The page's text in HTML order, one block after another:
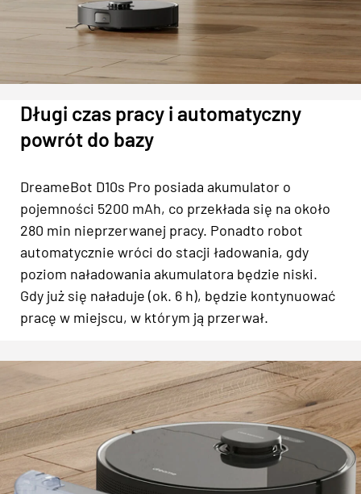
Długi czas pracy i automatyczny
powrót do bazy
DreameBot D10s Pro posiada akumulator o
pojemności 5200 mAh, co przekłada się na około
280 min nieprzerwanej pracy. Ponadto robot
automatycznie wróci do stacji ładowania, gdy
poziom naładowania akumulatora będzie niski.
Gdy już się naładuje (ok. 6 h), będzie kontynuować
pracę w miejscu, w którym ją przerwał.